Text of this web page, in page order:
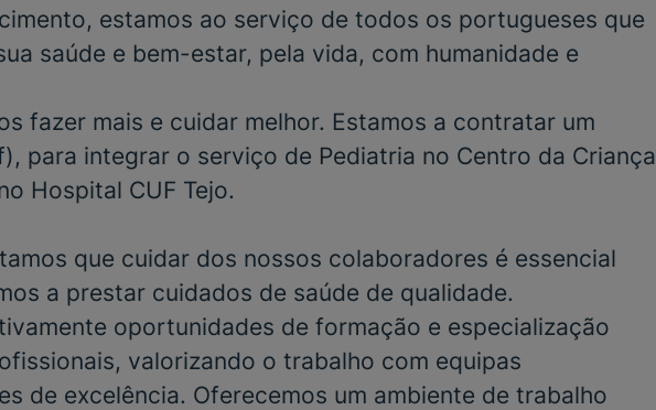
estamos ao serviço de todos os portugueses que
saúde e bem-estar, pela vida, com humanidade e
fazer mais e cuidar melhor. Estamos a contratar um
para integrar o serviço de Pediatria no Centro da Criança
Hospital CUF Tejo.
que cuidar dos nossos colaboradores é essencial
a prestar cuidados de saúde de qualidade.
oportunidades de formação e especialização
valorizando o trabalho com equipas
de excelência. Oferecemos um ambiente de trabalho